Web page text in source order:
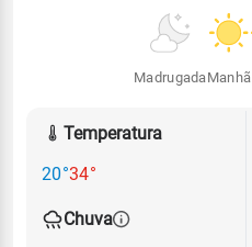
Madrugada Manhã
Temperatura
20°34°
Chuva